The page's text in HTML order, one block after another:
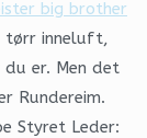
big brother
tørr inneluft,
er. Men det
Rundereim.
Styret Leder: